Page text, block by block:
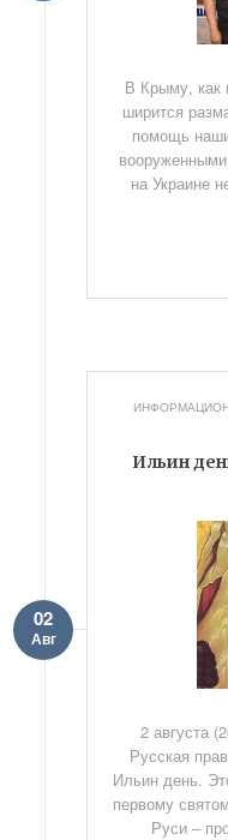
В Крыму, как
ширится
помощь
на Украине
Ильин
02
Авг
2 августа
Русская
Ильин день.
первому
Руси –